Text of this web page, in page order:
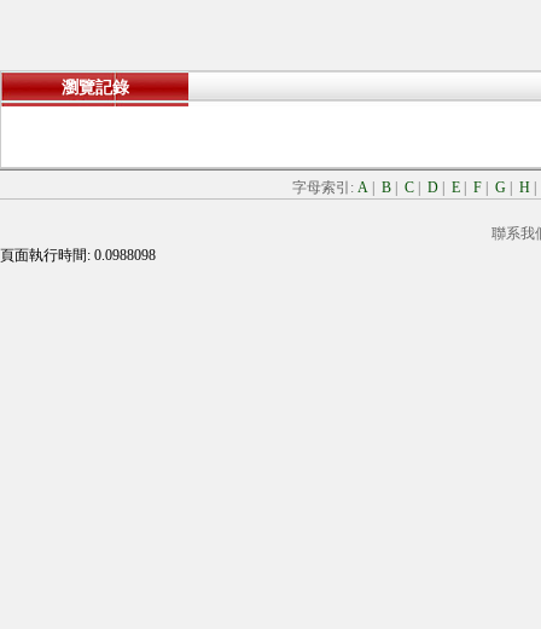
瀏覽記錄
字母索引: A B C D E F G H
聯系我
頁面執行時間: 0.0988098